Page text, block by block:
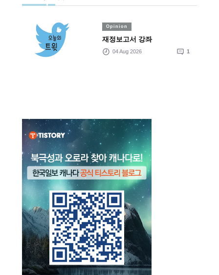
Opinion
재정보고서 강좌
04 Aug 2026 1